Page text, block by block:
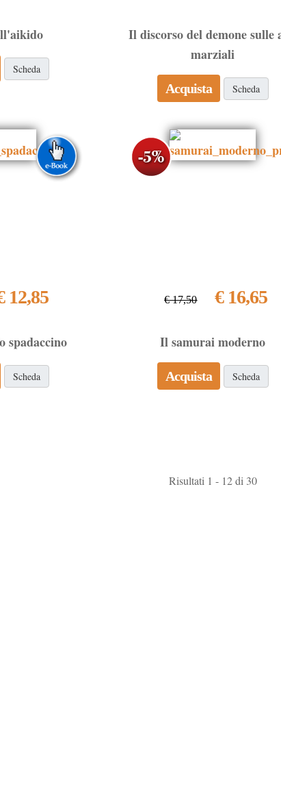
Scheda
Il discorso del demone sulle
marziali
Acquista Scheda
12,85
spadaccino
Scheda
€ 17,50 € 16,65
Il samurai moderno
Acquista Scheda
Risultati 1 - 12 di 30